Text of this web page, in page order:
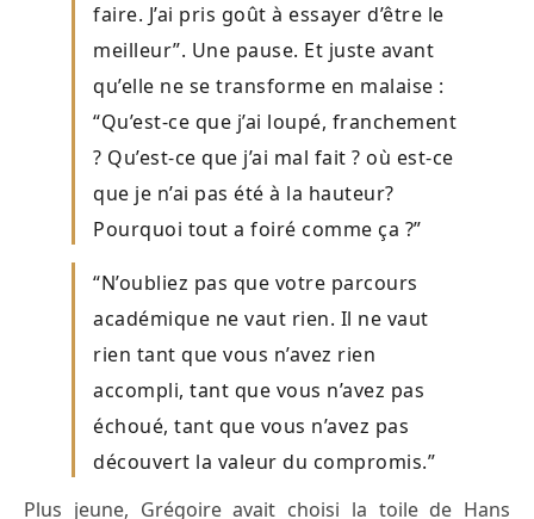
faire. J’ai pris goût à essayer d’être le
meilleur”. Une pause. Et juste avant
qu’elle ne se transforme en malaise :
“Qu’est-ce que j’ai loupé, franchement
? Qu’est-ce que j’ai mal fait ? où est-ce
que je n’ai pas été à la hauteur?
Pourquoi tout a foiré comme ça ?”
“N’oubliez pas que votre parcours
académique ne vaut rien. Il ne vaut
rien tant que vous n’avez rien
accompli, tant que vous n’avez pas
échoué, tant que vous n’avez pas
découvert la valeur du compromis.”
Plus jeune, Grégoire avait choisi la toile de Hans